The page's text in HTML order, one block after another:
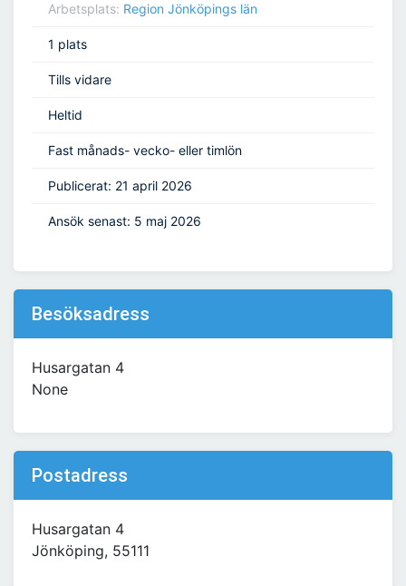
Arbetsplats: Region Jönköpings län
1 plats
Tills vidare
Heltid
Fast månads- vecko- eller timlön
Publicerat: 21 april 2026
Ansök senast: 5 maj 2026
Besöksadress
Husargatan 4
None
Postadress
Husargatan 4
Jönköping, 55111